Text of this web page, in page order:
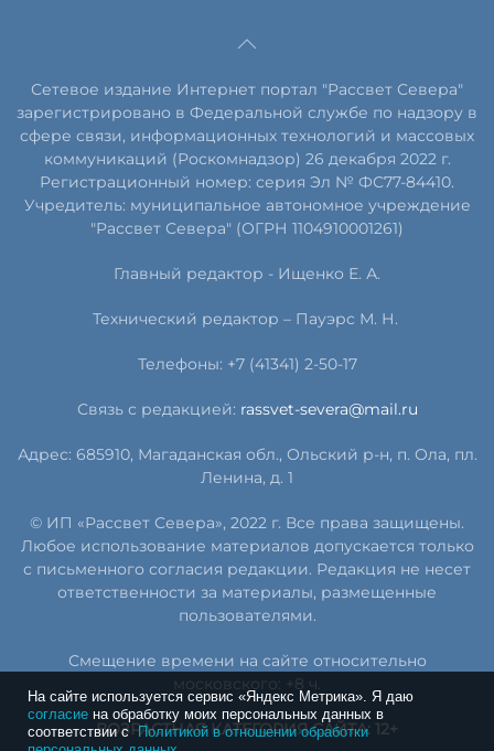
Сетевое издание Интернет портал "Рассвет Севера"
зарегистрировано в Федеральной службе по надзору в
сфере связи, информационных технологий и массовых
коммуникаций (Роскомнадзор) 26 декабря 2022 г.
Регистрационный номер: серия Эл № ФС77-84410.
Учредитель: муниципальное автономное учреждение
"Рассвет Севера" (ОГРН 1104910001261)
Главный редактор - Ищенко Е. А.
Технический редактор – Пауэрс М. Н.
Телефоны: +7 (41341) 2-50-17
Связь с редакцией: rassvet-severa@mail.ru
Адрес: 685910, Магаданская обл., Ольский р-н, п. Ола, пл.
Ленина, д. 1
© ИП «Рассвет Севера», 2022 г. Все права защищены.
Любое использование материалов допускается только
с письменного согласия редакции. Редакция не несет
ответственности за материалы, размещенные
пользователями.
Смещение времени на сайте относительно
московского: +8 ч.
ВОЗРАСТНАЯ КАТЕГОРИЯ САЙТА: 12+
На сайте используется сервис «Яндекс Метрика». Я даю
согласие на обработку моих персональных данных в
соответствии сПолитикой в отношении обработки